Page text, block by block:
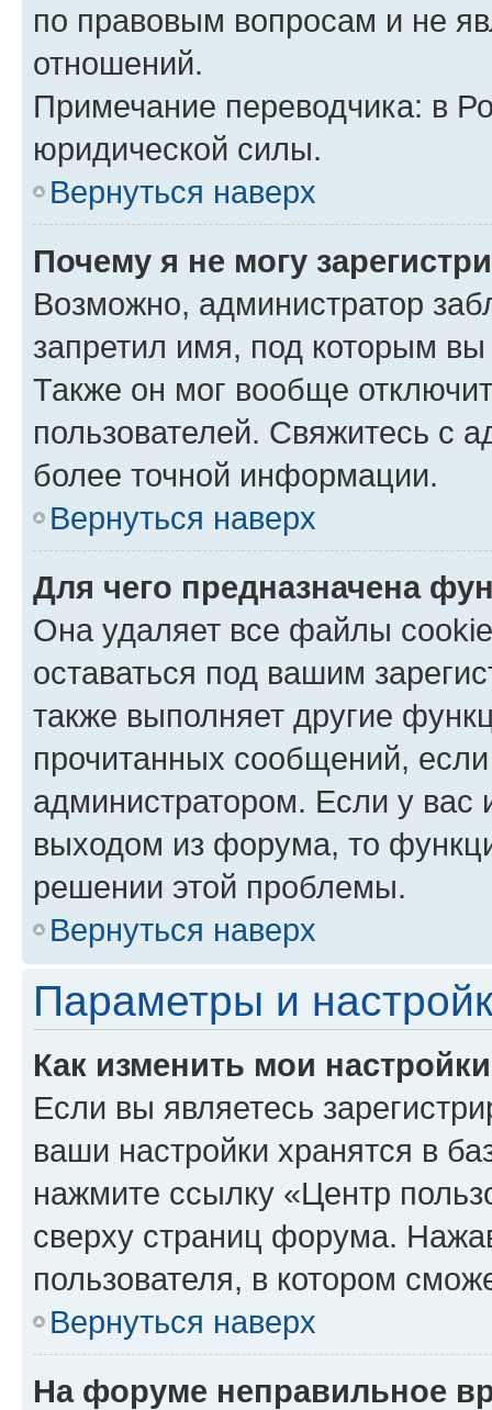
по правовым вопросам и не
отношений.
Примечание переводчика: в
юридической силы.
Вернуться наверх
Почему я не могу
Возможно, администратор
запретил имя, под которым вы
Также он мог вообще
пользователей. Свяжитесь с
более точной информации.
Вернуться наверх
Для чего предназначена
Она удаляет все файлы
оставаться под вашим
также выполняет другие
прочитанных сообщений,
администратором. Если у
выходом из форума, то
решении этой проблемы.
Вернуться наверх
Параметры и
Как изменить мои
Если вы являетесь
ваши настройки хранятся в
нажмите ссылку «Центр
сверху страниц форума.
пользователя, в котором
Вернуться наверх
На форуме неправильное